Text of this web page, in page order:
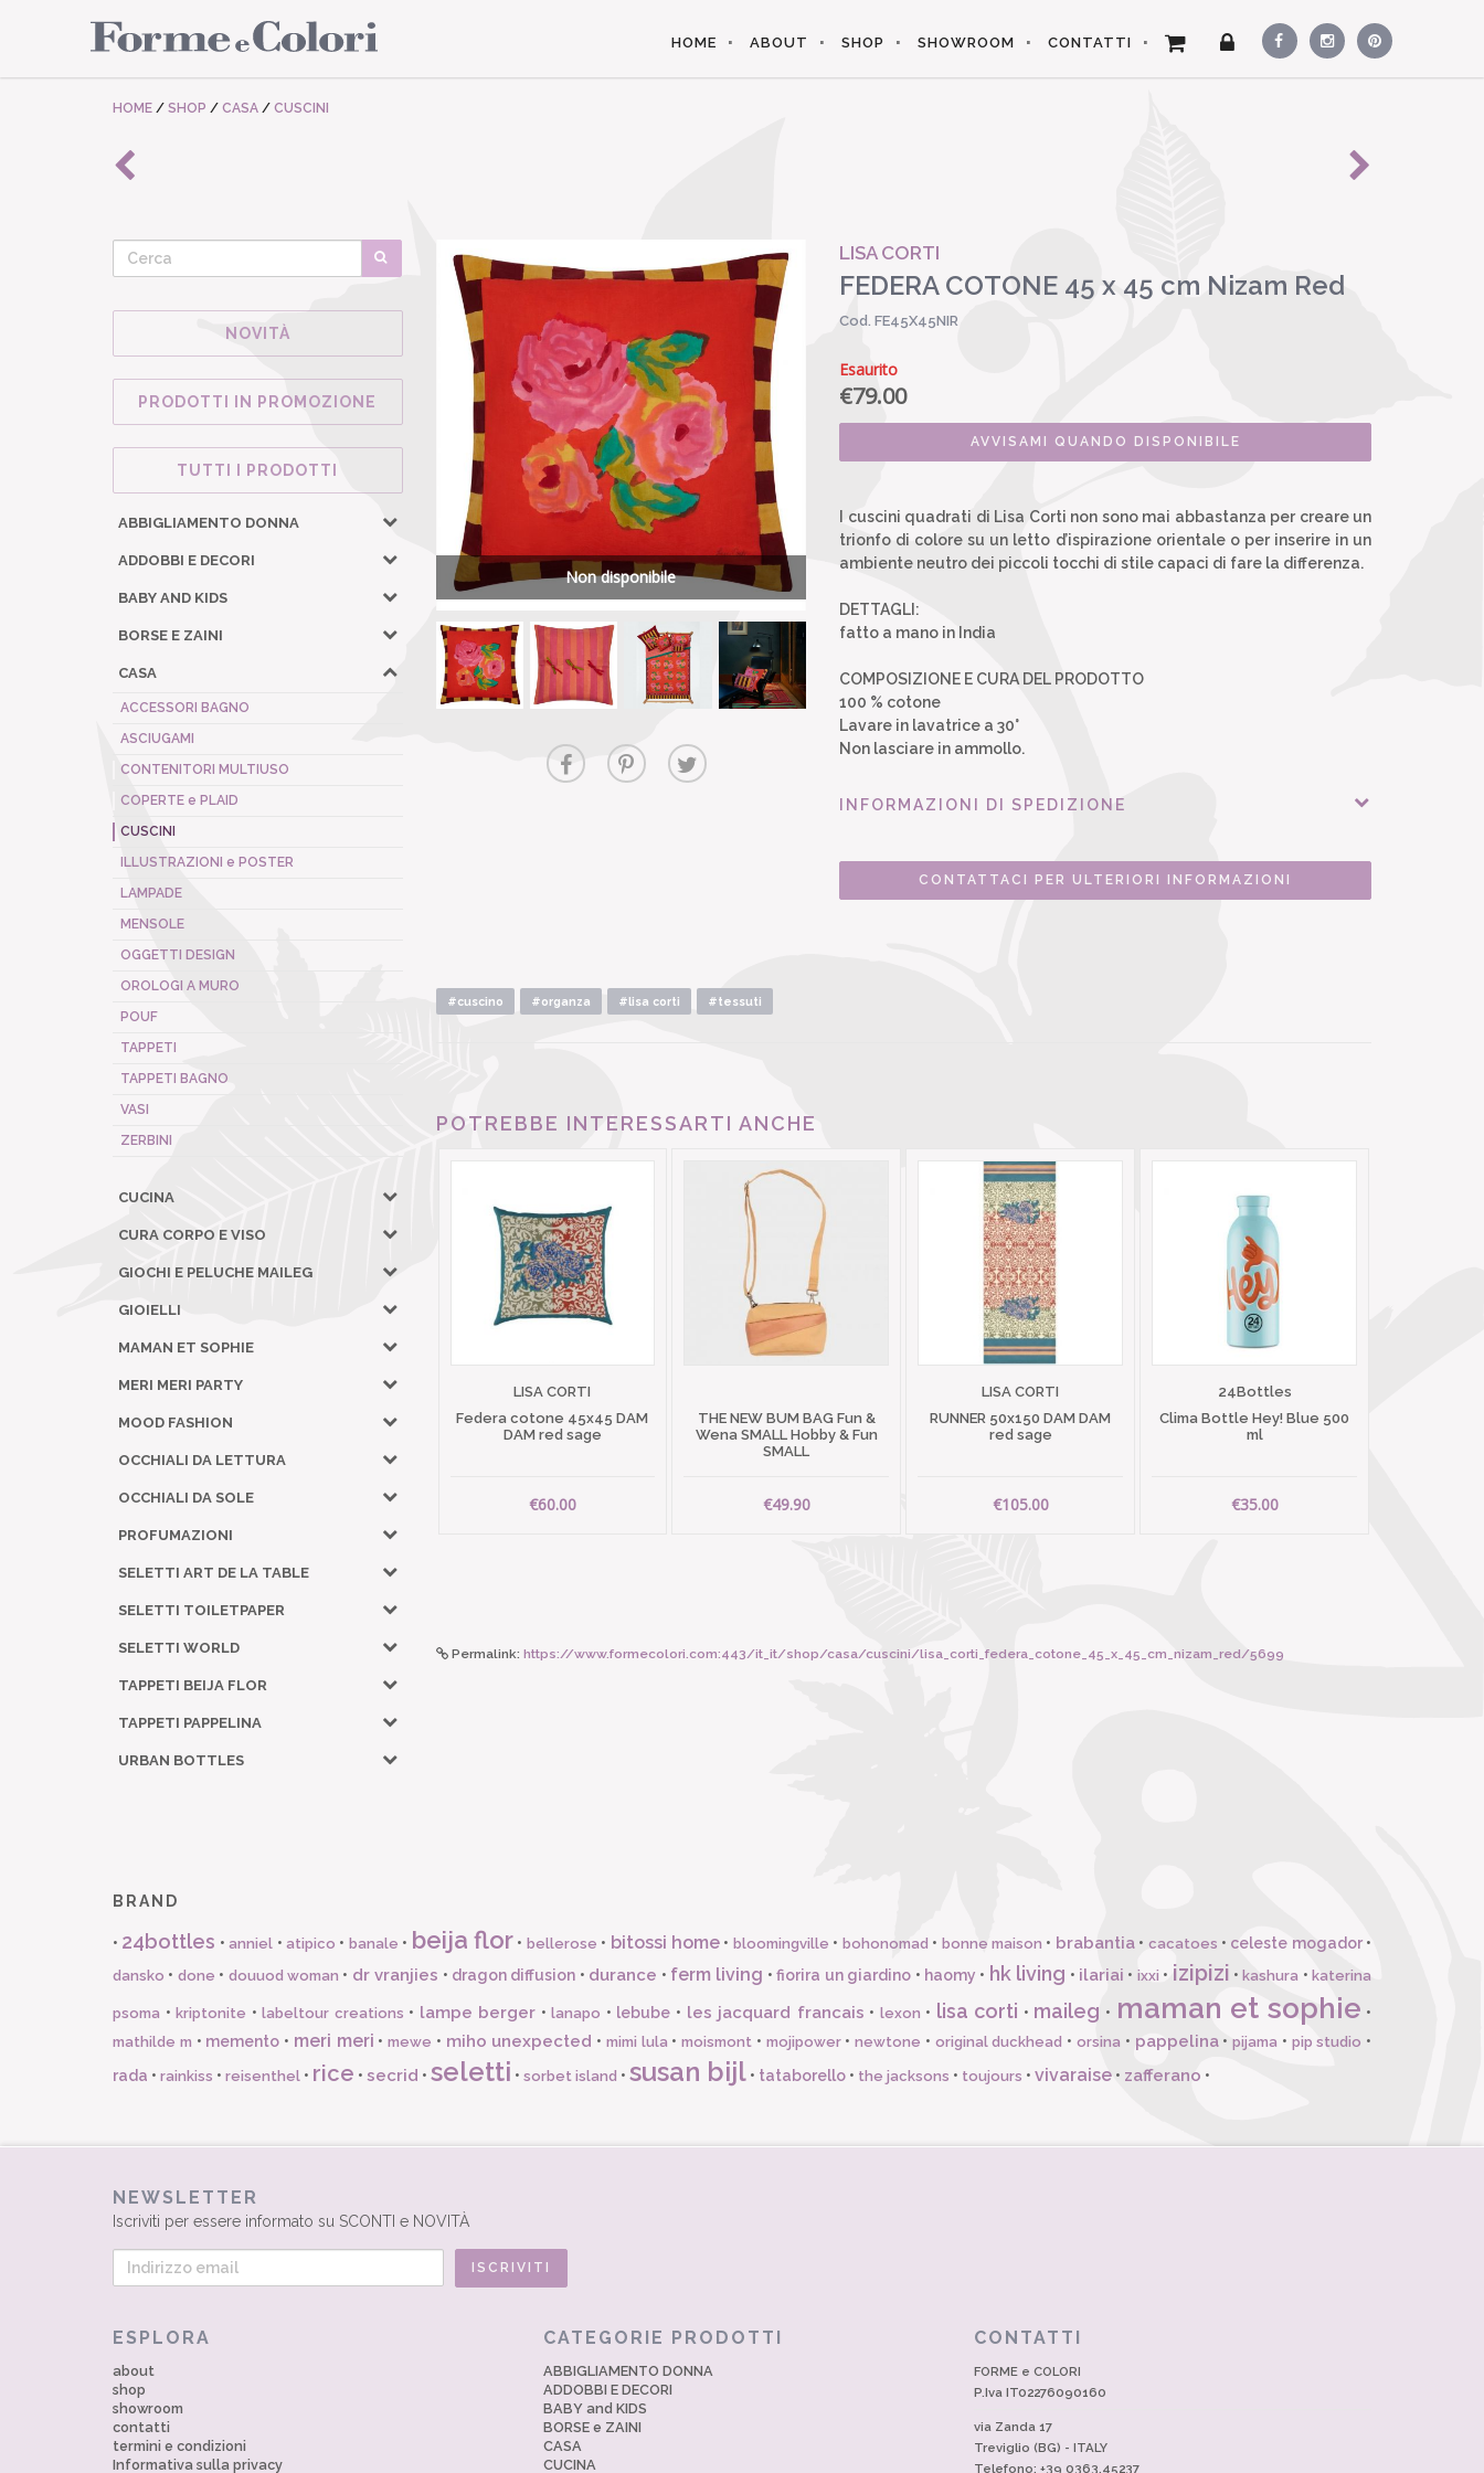
HOME ABOUT SHOP SHOWROOM CONTATTI
HOME / SHOP / CASA / CUSCINI
NOVITÀ
PRODOTTI IN PROMOZIONE
TUTTI I PRODOTTI
ABBIGLIAMENTO DONNA
ADDOBBI E DECORI
BABY AND KIDS
BORSE E ZAINI
CASA
ACCESSORI BAGNO
ASCIUGAMI
CONTENITORI MULTIUSO
COPERTE e PLAID
CUSCINI
ILLUSTRAZIONI e POSTER
LAMPADE
MENSOLE
OGGETTI DESIGN
OROLOGI A MURO
POUF
TAPPETI
TAPPETI BAGNO
VASI
ZERBINI
CUCINA
CURA CORPO E VISO
GIOCHI E PELUCHE MAILEG
GIOIELLI
MAMAN ET SOPHIE
MERI MERI PARTY
MOOD FASHION
OCCHIALI DA LETTURA
OCCHIALI DA SOLE
PROFUMAZIONI
SELETTI ART DE LA TABLE
SELETTI TOILETPAPER
SELETTI WORLD
TAPPETI BEIJA FLOR
TAPPETI PAPPELINA
URBAN BOTTLES
Non disponibile
LISA CORTI
FEDERA COTONE 45 x 45 cm Nizam Red
Cod. FE45X45NIR
Esaurito
€79.00
AVVISAMI QUANDO DISPONIBILE
I cuscini quadrati di Lisa Corti non sono mai abbastanza per creare un
trionfo di colore su un letto d’ispirazione orientale o per inserire in un
ambiente neutro dei piccoli tocchi di stile capaci di fare la differenza.
DETTAGLI:
fatto a mano in India
COMPOSIZIONE E CURA DEL PRODOTTO
100 % cotone
Lavare in lavatrice a 30°
Non lasciare in ammollo.
INFORMAZIONI DI SPEDIZIONE
CONTATTACI PER ULTERIORI INFORMAZIONI
#cuscino #organza #lisa corti #tessuti
POTREBBE INTERESSARTI ANCHE
LISA CORTI
Federa cotone 45x45 DAM
DAM red sage
€60.00
THE NEW BUM BAG Fun &
Wena SMALL Hobby & Fun
SMALL
€49.90
LISA CORTI
RUNNER 50x150 DAM DAM
red sage
€105.00
24Bottles
Clima Bottle Hey! Blue 500
ml
€35.00
Permalink: https://www.formecolori.com:443/it_it/shop/casa/cuscini/lisa_corti_federa_cotone_45_x_45_cm_nizam_red/5699
BRAND
• 24bottles •anniel •atipico • banale • beija flor • bellerose • bitossi home • bloomingville • bohonomad • bonne maison • brabantia• cacatoes • celeste mogador•
dansko • done • douuod woman • dr vranjies • dragon diffusion • durance • ferm living •fiorira un giardino • haomy • hk living • ilariai • ixxi • izipizi •kashura •katerina
psoma •kriptonite •labeltour creations • lampe berger •lanapo • lebube • les jacquard francais • lexon • lisa corti • maileg • maman et sophie •
mathilde m • memento • meri meri •mewe • miho unexpected • mimi lula •moismont • mojipower•newtone • original duckhead • orsina • pappelina•pijama • pip studio •
rada • rainkiss • reisenthel • rice • secrid • seletti • sorbet island • susan bijl • tataborello • the jacksons • toujours • vivaraise • zafferano •
NEWSLETTER
Iscriviti per essere informato su SCONTI e NOVITÀ
ESPLORA
about
shop
showroom
contatti
termini e condizioni
Informativa sulla privacy
CATEGORIE PRODOTTI
ABBIGLIAMENTO DONNA
ADDOBBI E DECORI
BABY and KIDS
BORSE e ZAINI
CASA
CUCINA
CONTATTI
FORME e COLORI
P.Iva IT02276090160
via Zanda 17
Treviglio (BG) - ITALY
Telefono: +39 0363.45237